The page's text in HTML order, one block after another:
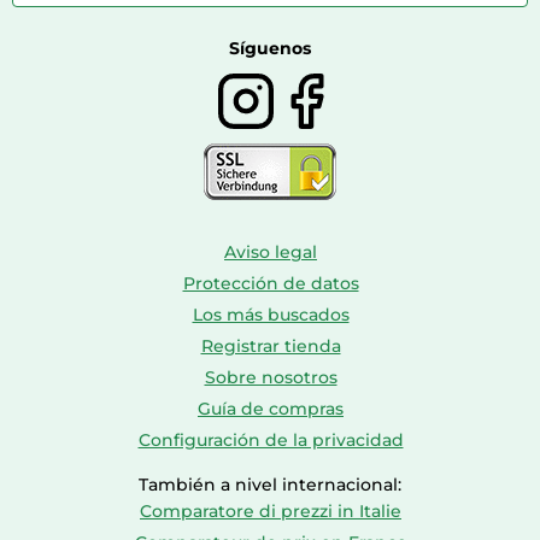
Farmacia veterinaria
Botas mujer
Síguenos
Aviso legal
Protección de datos
Los más buscados
Registrar tienda
Sobre nosotros
Guía de compras
Configuración de la privacidad
También a nivel internacional:
Comparatore di prezzi in Italie